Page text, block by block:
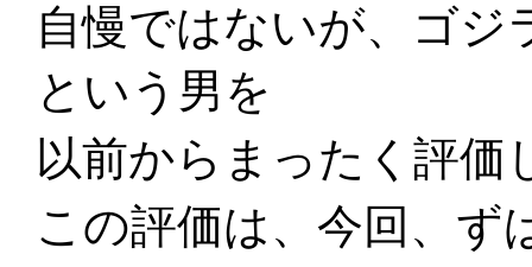
自慢ではないが、ゴジ
という男を
以前からまったく評価
この評価は、今回、ず